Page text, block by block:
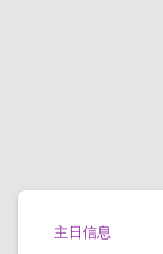
主日信息